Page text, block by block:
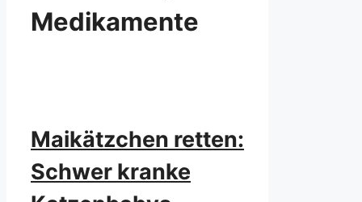
Medikamente
Maikätzchen retten:
Schwer kranke